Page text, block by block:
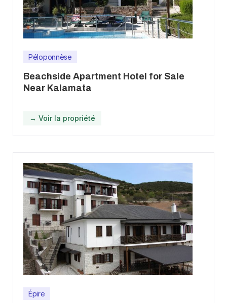
Péloponnèse
Beachside Apartment Hotel for Sale
Near Kalamata
→ Voir la propriété
Épire